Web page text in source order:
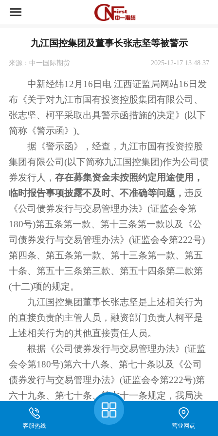
中一期货开户
资讯中心
市场交易
关于公司
九江国控集团及董事长张志坚等被警示
来源：中一国际期货 2025-12-17 13:48:37
中新经纬12月16日电 江西证监局网站16日发
布《关于对九江市国有投资控股集团有限公司、
张志坚、柯平采取出具警示函措施的决定》(以下
简称《警示函》)。
据《警示函》，经查，九江市国有投资控股
集团有限公司(以下简称九江国控集团)作为公司债
券发行人， 存在募集资金未按照约定用途使用，
临时报告事项披露不及时、不准确等问题， 违反
《公司债券发行与交易管理办法》(证监会令第
180号)第五条第一款、第十三条第一款以及《公
司债券发行与交易管理办法》(证监会令第222号)
第四条、第五条第一款、第十三条第一款、第五
十条、第五十三条第三款、第五十四条第二款第
(十二)项的规定。
九江国控集团董事长张志坚是上述相关行为
的直接负责的主管人员，融资部门负责人柯平是
上述相关行为的其他直接责任人员。
根据《公司债券发行与交易管理办法》(证监
会令第180号)第六十八条、第七十条以及《公司
债券发行与交易管理办法》(证监会令第222号)第
六十九条、第七十条、第七十一条规定，我局决
定对九江国控集团、张志坚、柯平采取出具警示
函的行政监管措施，并记入证券期货市场诚信档
期货开户
客服热线 营业网点